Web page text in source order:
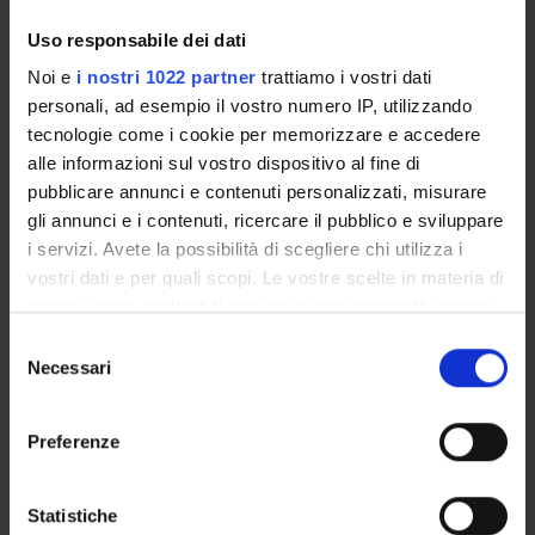
Uso responsabile dei dati
Noi e i nostri 1022 partner trattiamo i vostri dati
personali, ad esempio il vostro numero IP, utilizzando
tecnologie come i cookie per memorizzare e accedere
alle informazioni sul vostro dispositivo al fine di
pubblicare annunci e contenuti personalizzati, misurare
gli annunci e i contenuti, ricercare il pubblico e sviluppare
i servizi. Avete la possibilità di scegliere chi utilizza i
vostri dati e per quali scopi. Le vostre scelte in materia di
modificare o revocare il proprio consenso in qualsiasi
momento dalla Dichiarazione sui cookie o facendo clic
raccogliere informazioni sulla tua posizione
delNecessari
Preferenze
Statistiche
ORGANIZZAZIONE
GOVERNANCE
COMMISSIONI
UFFICI E STRUTTURE DI SERVIZIO
SERVIZI DI SEGRETERIA STUDENTI
CENTRI